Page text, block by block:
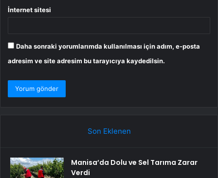
İnternet sitesi
Daha sonraki yorumlarımda kullanılması için adım, e-posta
adresim ve site adresim bu tarayıcıya kaydedilsin.
Son Eklenen
Manisa’da Dolu ve Sel Tarıma Zarar
Verdi